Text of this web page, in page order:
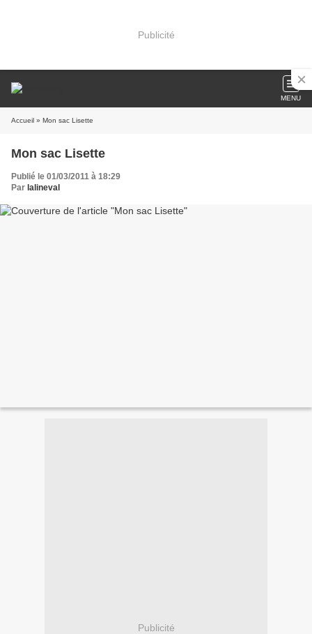
Publicité
MENU
Accueil » Mon sac Lisette
Mon sac Lisette
Publié le 01/03/2011 à 18:29
Par lalineval
Publicité